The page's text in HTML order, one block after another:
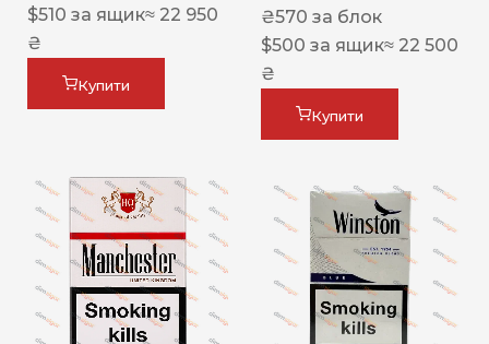
$510 за ящик≈ 22 950
₴
Купити
₴570 за блок
$500 за ящик≈ 22 500
₴
Купити